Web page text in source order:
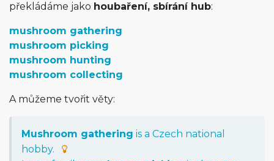
překládáme jako houbaření, sbírání hub:
mushroom gathering
mushroom picking
mushroom hunting
mushroom collecting
A můžeme tvořit věty:
Mushroom gathering is a Czech national
hobby.